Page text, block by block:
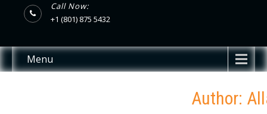
Call Now:
+1 (801) 875 5432
Menu
Author: